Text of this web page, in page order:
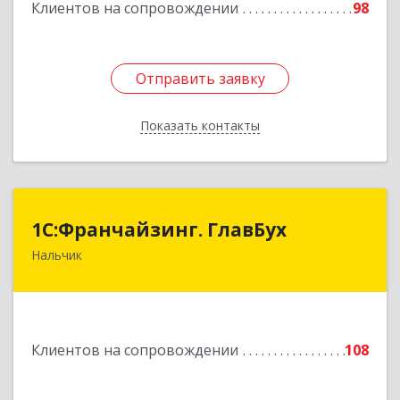
Клиентов на сопровождении 98
Отправить заявку
Показать контакты
Отправить заявку
Назад
1С:Франчайзинг. ГлавБух
Нальчик
Клиентов на сопровождении 108
1С:Франчайзинг. ГлавБух
360000, Кабардино-Балкарская Респ, Нальчик г,